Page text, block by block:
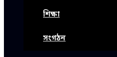
শিক্ষা
সংগঠন